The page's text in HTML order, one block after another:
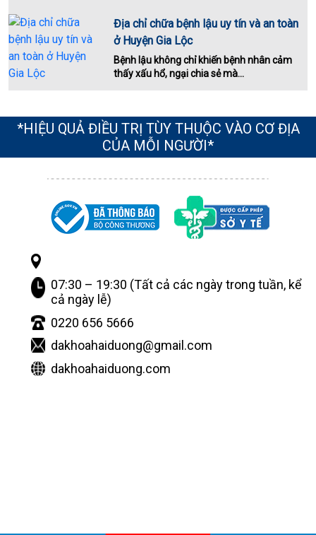
Địa chỉ chữa bệnh lậu uy tín và an toàn
ở Huyện Gia Lộc
Bệnh lậu không chỉ khiến bệnh nhân cảm
thấy xấu hổ, ngại chia sẻ mà...
*HIỆU QUẢ ĐIỀU TRỊ TÙY THUỘC VÀO CƠ ĐỊA
CỦA MỖI NGƯỜI*
07:30 – 19:30 (Tất cả các ngày trong tuần, kể
cả ngày lễ)
0220 656 5666
dakhoahaiduong@gmail.com
dakhoahaiduong.com